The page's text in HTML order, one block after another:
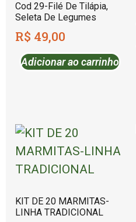
Cod 29-Filé De Tilápia,
Seleta De Legumes
R$ 49,00
Adicionar ao carrinho
KIT DE 20 MARMITAS-
LINHA TRADICIONAL